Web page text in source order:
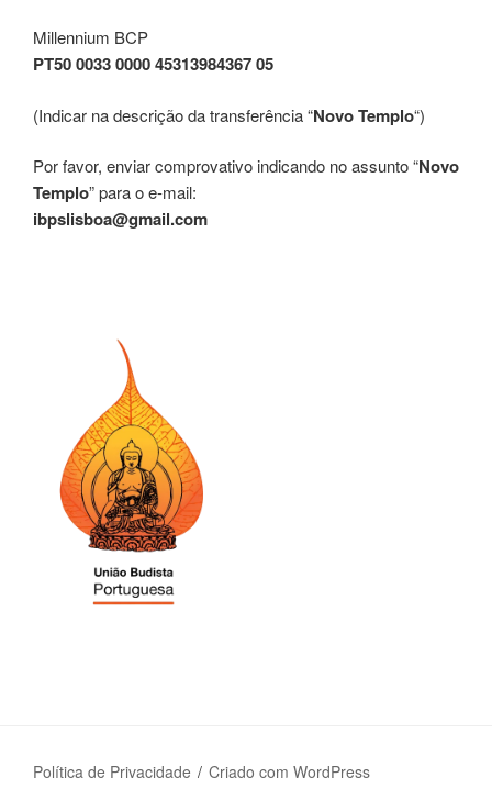
Millennium BCP
PT50 0033 0000 45313984367 05
(Indicar na descrição da transferência “Novo Templo“)
Por favor, enviar comprovativo indicando no assunto “Novo
Templo” para o e-mail:
ibpslisboa@gmail.com
Política de Privacidade Criado com WordPress